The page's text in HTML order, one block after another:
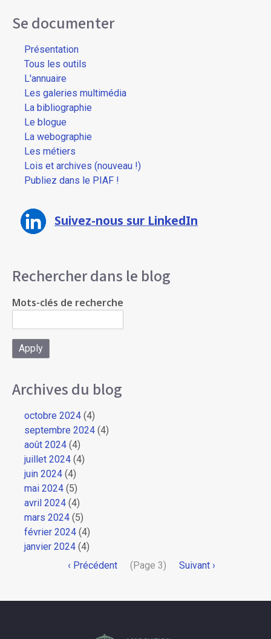
Se documenter
Présentation
Tous les outils
L'annuaire
Les galeries multimédia
La bibliographie
Le blogue
La webographie
Les métiers
Lois et archives (nouveau !)
Publiez dans le PIAF !
Suivez-nous sur LinkedIn
Rechercher dans le blog
Mots-clés de recherche
Archives du blog
octobre 2024 (4)
septembre 2024 (4)
août 2024 (4)
juillet 2024 (4)
juin 2024 (4)
mai 2024 (5)
avril 2024 (4)
mars 2024 (5)
février 2024 (4)
janvier 2024 (4)
PaginationPage
‹ Précédent (Page 3)
Page
Suivant ›